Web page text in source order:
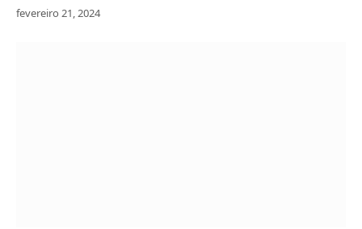
fevereiro 21, 2024